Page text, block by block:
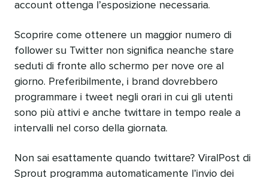
account ottenga l’esposizione necessaria.
Scoprire come ottenere un maggior numero di
follower su Twitter non significa neanche stare
seduti di fronte allo schermo per nove ore al
giorno. Preferibilmente, i brand dovrebbero
programmare i tweet negli orari in cui gli utenti
sono più attivi e anche twittare in tempo reale a
intervalli nel corso della giornata.
Non sai esattamente quando twittare? ViralPost di
Sprout programma automaticamente l’invio dei